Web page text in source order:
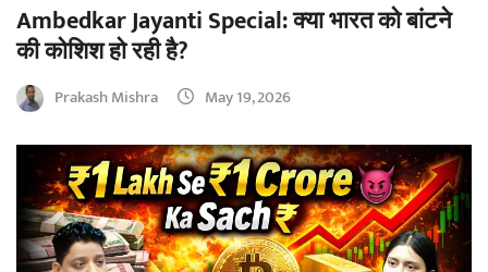
Ambedkar Jayanti Special: क्या भारत को बांटने
की कोशिश हो रही है?
Prakash Mishra May 19, 2026